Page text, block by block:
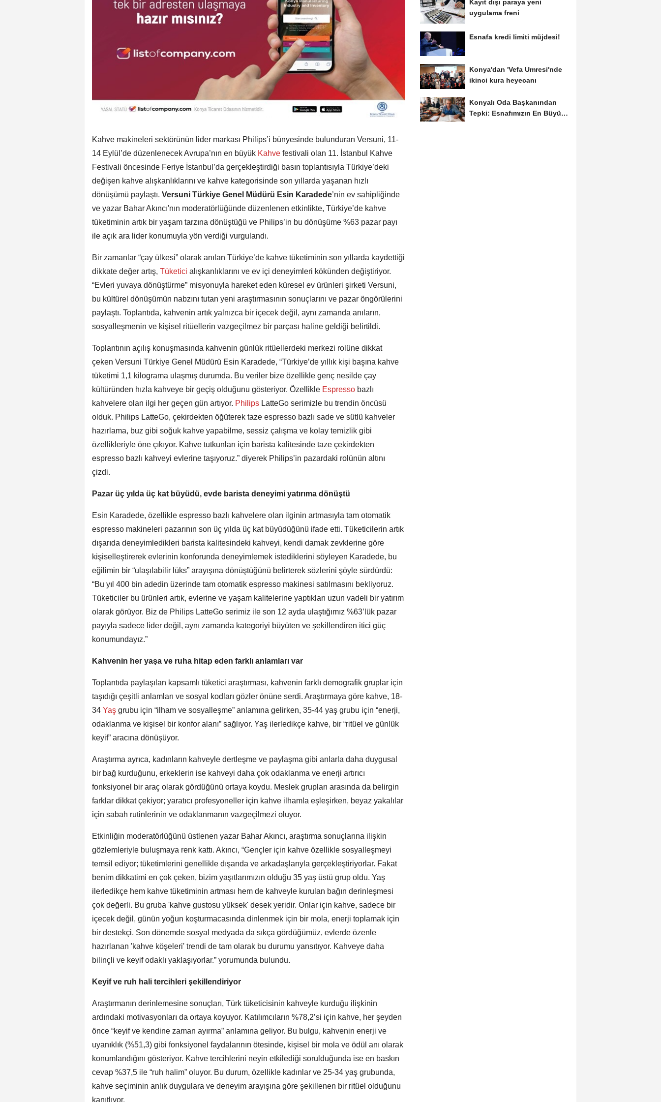
Kahve makineleri sektörünün lider markası Philips’i bünyesinde bulunduran Versuni, 11-
14 Eylül’de düzenlenecek Avrupa’nın en büyük Kahve festivali olan 11. İstanbul Kahve
Festivali öncesinde Feriye İstanbul’da gerçekleştirdiği basın toplantısıyla Türkiye’deki
değişen kahve alışkanlıklarını ve kahve kategorisinde son yıllarda yaşanan hızlı
dönüşümü paylaştı. Versuni Türkiye Genel Müdürü Esin Karadede’nin ev sahipliğinde
ve yazar Bahar Akıncı'nın moderatörlüğünde düzenlenen etkinlikte, Türkiye’de kahve
tüketiminin artık bir yaşam tarzına dönüştüğü ve Philips’in bu dönüşüme %63 pazar payı
ile açık ara lider konumuyla yön verdiği vurgulandı.
Bir zamanlar “çay ülkesi” olarak anılan Türkiye’de kahve tüketiminin son yıllarda kaydettiği
dikkate değer artış, Tüketici alışkanlıklarını ve ev içi deneyimleri kökünden değiştiriyor.
“Evleri yuvaya dönüştürme” misyonuyla hareket eden küresel ev ürünleri şirketi Versuni,
bu kültürel dönüşümün nabzını tutan yeni araştırmasının sonuçlarını ve pazar öngörülerini
paylaştı. Toplantıda, kahvenin artık yalnızca bir içecek değil, aynı zamanda anıların,
sosyalleşmenin ve kişisel ritüellerin vazgeçilmez bir parçası haline geldiği belirtildi.
Toplantının açılış konuşmasında kahvenin günlük ritüellerdeki merkezi rolüne dikkat
çeken Versuni Türkiye Genel Müdürü Esin Karadede, “Türkiye’de yıllık kişi başına kahve
tüketimi 1,1 kilograma ulaşmış durumda. Bu veriler bize özellikle genç nesilde çay
kültüründen hızla kahveye bir geçiş olduğunu gösteriyor. Özellikle Espresso bazlı
kahvelere olan ilgi her geçen gün artıyor. Philips LatteGo serimizle bu trendin öncüsü
olduk. Philips LatteGo, çekirdekten öğüterek taze espresso bazlı sade ve sütlü kahveler
hazırlama, buz gibi soğuk kahve yapabilme, sessiz çalışma ve kolay temizlik gibi
özellikleriyle öne çıkıyor. Kahve tutkunları için barista kalitesinde taze çekirdekten
espresso bazlı kahveyi evlerine taşıyoruz.” diyerek Philips’in pazardaki rolünün altını
çizdi.
Pazar üç yılda üç kat büyüdü, evde barista deneyimi yatırıma dönüştü
Esin Karadede, özellikle espresso bazlı kahvelere olan ilginin artmasıyla tam otomatik
espresso makineleri pazarının son üç yılda üç kat büyüdüğünü ifade etti. Tüketicilerin artık
dışarıda deneyimledikleri barista kalitesindeki kahveyi, kendi damak zevklerine göre
kişiselleştirerek evlerinin konforunda deneyimlemek istediklerini söyleyen Karadede, bu
eğilimin bir “ulaşılabilir lüks” arayışına dönüştüğünü belirterek sözlerini şöyle sürdürdü:
“Bu yıl 400 bin adedin üzerinde tam otomatik espresso makinesi satılmasını bekliyoruz.
Tüketiciler bu ürünleri artık, evlerine ve yaşam kalitelerine yaptıkları uzun vadeli bir yatırım
olarak görüyor. Biz de Philips LatteGo serimiz ile son 12 ayda ulaştığımız %63’lük pazar
payıyla sadece lider değil, aynı zamanda kategoriyi büyüten ve şekillendiren itici güç
konumundayız.”
Kahvenin her yaşa ve ruha hitap eden farklı anlamları var
Toplantıda paylaşılan kapsamlı tüketici araştırması, kahvenin farklı demografik gruplar için
taşıdığı çeşitli anlamları ve sosyal kodları gözler önüne serdi. Araştırmaya göre kahve, 18-
34 Yaş grubu için “ilham ve sosyalleşme” anlamına gelirken, 35-44 yaş grubu için “enerji,
odaklanma ve kişisel bir konfor alanı” sağlıyor. Yaş ilerledikçe kahve, bir “ritüel ve günlük
keyif” aracına dönüşüyor.
Araştırma ayrıca, kadınların kahveyle dertleşme ve paylaşma gibi anlarla daha duygusal
bir bağ kurduğunu, erkeklerin ise kahveyi daha çok odaklanma ve enerji artırıcı
fonksiyonel bir araç olarak gördüğünü ortaya koydu. Meslek grupları arasında da belirgin
farklar dikkat çekiyor; yaratıcı profesyoneller için kahve ilhamla eşleşirken, beyaz yakalılar
için sabah rutinlerinin ve odaklanmanın vazgeçilmezi oluyor.
Etkinliğin moderatörlüğünü üstlenen yazar Bahar Akıncı, araştırma sonuçlarına ilişkin
gözlemleriyle buluşmaya renk kattı. Akıncı, “Gençler için kahve özellikle sosyalleşmeyi
temsil ediyor; tüketimlerini genellikle dışarıda ve arkadaşlarıyla gerçekleştiriyorlar. Fakat
benim dikkatimi en çok çeken, bizim yaşıtlarımızın olduğu 35 yaş üstü grup oldu. Yaş
ilerledikçe hem kahve tüketiminin artması hem de kahveyle kurulan bağın derinleşmesi
çok değerli. Bu gruba 'kahve gustosu yüksek' desek yeridir. Onlar için kahve, sadece bir
içecek değil, günün yoğun koşturmacasında dinlenmek için bir mola, enerji toplamak için
bir destekçi. Son dönemde sosyal medyada da sıkça gördüğümüz, evlerde özenle
hazırlanan 'kahve köşeleri' trendi de tam olarak bu durumu yansıtıyor. Kahveye daha
bilinçli ve keyif odaklı yaklaşıyorlar.” yorumunda bulundu.
Keyif ve ruh hali tercihleri şekillendiriyor
Araştırmanın derinlemesine sonuçları, Türk tüketicisinin kahveyle kurduğu ilişkinin
ardındaki motivasyonları da ortaya koyuyor. Katılımcıların %78,2’si için kahve, her şeyden
önce “keyif ve kendine zaman ayırma” anlamına geliyor. Bu bulgu, kahvenin enerji ve
uyanıklık (%51,3) gibi fonksiyonel faydalarının ötesinde, kişisel bir mola ve ödül anı olarak
konumlandığını gösteriyor. Kahve tercihlerini neyin etkilediği sorulduğunda ise en baskın
cevap %37,5 ile “ruh halim” oluyor. Bu durum, özellikle kadınlar ve 25-34 yaş grubunda,
kahve seçiminin anlık duygulara ve deneyim arayışına göre şekillenen bir ritüel olduğunu
kanıtlıyor.
Kayıt dışı paraya yeni
uygulama freni
Esnafa kredi limiti müjdesi!
Konya'dan 'Vefa Umresi'nde
ikinci kura heyecanı
Konyalı Oda Başkanından
Tepki: Esnafımızın En Büyük